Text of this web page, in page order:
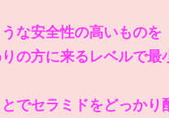
な安全性の高いものを
の方に来るレベルで最
でセラミドをどっかり